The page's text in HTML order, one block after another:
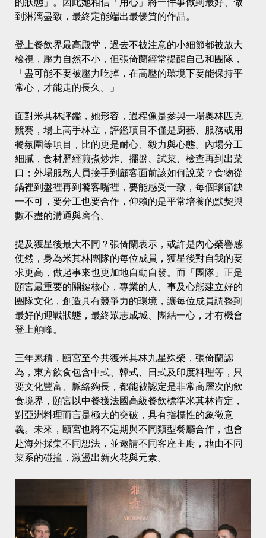
到淋漓盡致，最終定能端出最優質的作品。
登上餐飲界最高殿堂，過去不被注意的小細節都被放大
檢視，壓力自然不小，但張倚蘭經常提醒自己和團隊，
「盡可能不要被壓力吃掉，在高壓的環境下要能保持平
常心，才能走的長久。」
面對米其林評鑑，她形容，過程像是參與一場奧林匹克
競賽，場上高手林立，評鑑項目不僅是廚藝、服務或用
餐氛圍等項目，比的更是耐心、毅力與心態。內場分工
細膩，食材歷經煎煮炒炸、擺盤、試菜、檢查再到出菜
口；外場服務人員接手到顧客面前該如何說菜？食物從
鍋裡到盤裡再到饕客嘴裡，要能感受一致，每個環節缺
一不可，要分工也要合作，仰賴的是平常培養的默契與
數不盡的溝通與磨合。
提及獲星後最大不同？張倚蘭表示，或許是內心榮譽感
使然，身為米其林團隊的每位成員，獲星後對自我的要
求更高，做起事來也更加地自動自發。而「團隊」正是
頤宮最重要的關鍵核心，專業的人、事及心態建立好的
團隊文化，創造具有競爭力的環境，讓每位成員調整到
最好的迎戰狀態，最終眾志成城、團結一心，才有機會
登上顛峰。
三年累積，頤宮至今共獲米其林九星殊榮，張倚蘭認
為，東方飲食包含中式、韓式、日式及印度料理等，只
要文化豐富、脈絡夠長，都能被認定是非常高層次的飲
食境界，頤宮以中餐獲法國高級餐飲標準米其林肯定，
對亞洲料理而言是極大的突破，具有指標性的象徵意
義。未來，頤宮也將不定期與不同類型餐廳合作，也會
赴海外採集不同想法，並邀請不同客座主廚，藉由不同
菜系的碰撞，激盪出新火花與元素。